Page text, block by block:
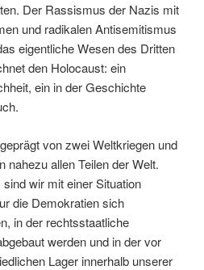
Der Rassismus der Nazis mit
und radikalen Antisemitismus
eigentliche Wesen des Dritten
den Holocaust: ein
ein in der Geschichte
von zwei Weltkriegen und
nahezu allen Teilen der Welt.
wir mit einer Situation
die Demokratien sich
in der rechtsstaatliche
werden und in der vor
Lager innerhalb unserer